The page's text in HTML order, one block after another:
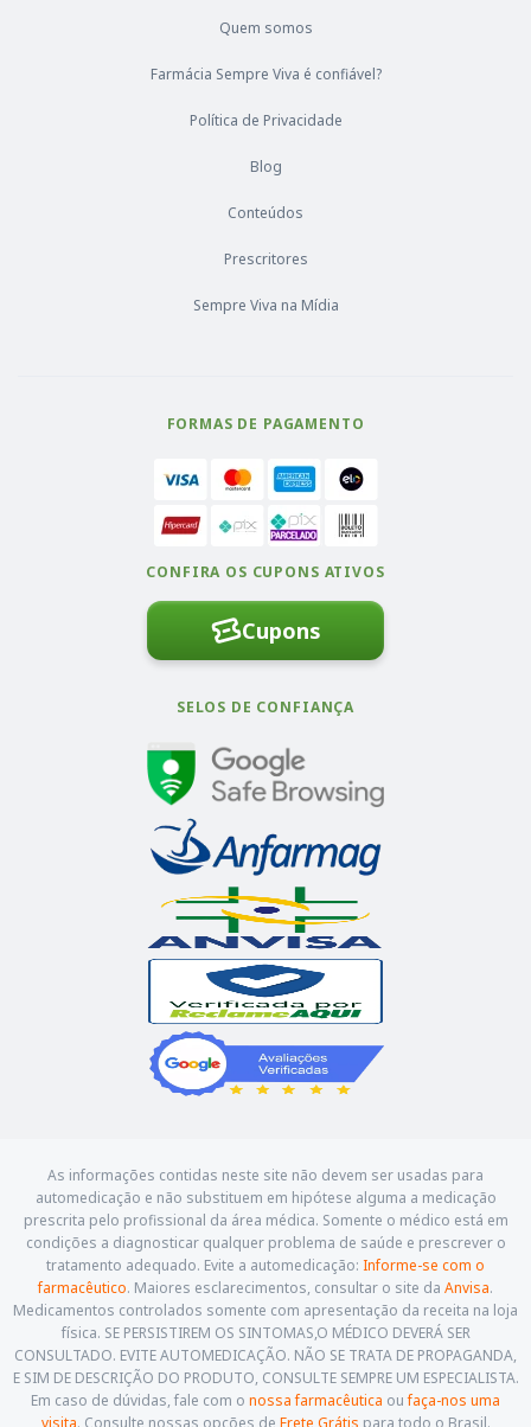
As informações contidas neste site não devem ser usadas para
automedicação e não substituem em hipótese alguma a medicação
prescrita pelo profissional da área médica. Somente o médico está em
condições a diagnosticar qualquer problema de saúde e prescrever o
tratamento adequado. Evite a automedicação: Informe-se com o
farmacêutico. Maiores esclarecimentos, consultar o site da Anvisa.
Medicamentos controlados somente com apresentação da receita na loja
física. SE PERSISTIREM OS SINTOMAS,O MÉDICO DEVERÁ SER
CONSULTADO. EVITE AUTOMEDICAÇÃO. NÃO SE TRATA DE PROPAGANDA,
E SIM DE DESCRIÇÃO DO PRODUTO, CONSULTE SEMPRE UM ESPECIALISTA.
Em caso de dúvidas, fale com o nossa farmacêutica oufaça-nos uma
visita. Consulte nossas opções de Frete Grátis para todo o Brasil.
Quem somos
Farmácia Sempre Viva é confiável?
Política de Privacidade
Blog
Conteúdos
Prescritores
Sempre Viva na Mídia
FORMAS DE PAGAMENTO
CONFIRA OS CUPONS ATIVOS
Cupons
SELOS DE CONFIANÇA